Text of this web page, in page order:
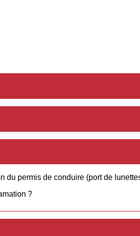
du permis de conduire (port de
?